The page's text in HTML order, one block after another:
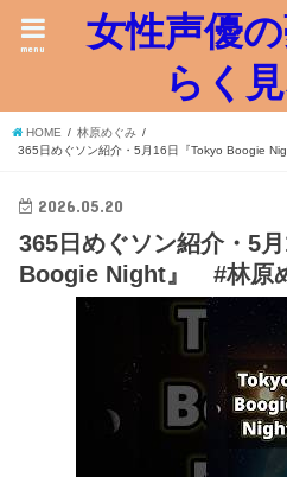
女性声優
らく
menu
HOME
林原めぐみ
365日めぐソン紹介・5月16日『Tokyo Boogie
2026.05.20
365日めぐソン紹介・5
Boogie Night』 #林原